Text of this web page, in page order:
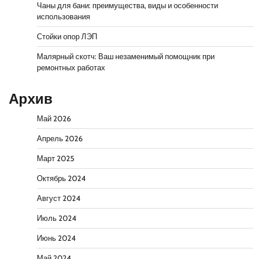
Чаны для бани: преимущества, виды и особенности
использования
Стойки опор ЛЭП
Малярный скотч: Ваш незаменимый помощник при
ремонтных работах
Архив
Май 2026
Апрель 2026
Март 2025
Октябрь 2024
Август 2024
Июль 2024
Июнь 2024